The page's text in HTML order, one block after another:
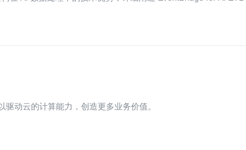
动云的计算能力，创造更多业务价值。